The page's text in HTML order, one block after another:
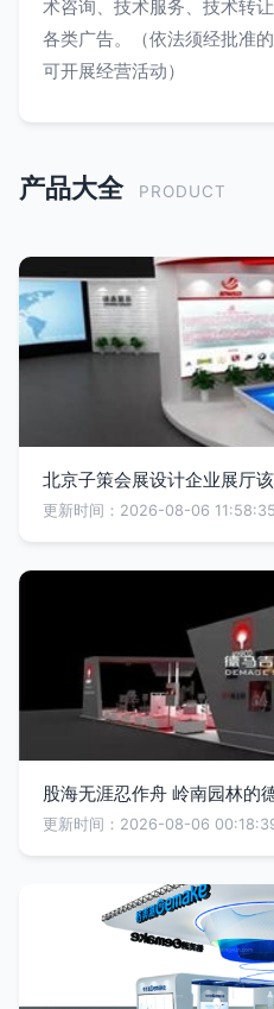
术咨询、技术服务、技术转
各类广告。（依法须经批准
可开展经营活动）
产品大全 PRODUCT
北京子策会展设计企业展厅
更新时间：2026-08-06 11:58:35
股海无涯忍作舟 岭南园林的
更新时间：2026-08-06